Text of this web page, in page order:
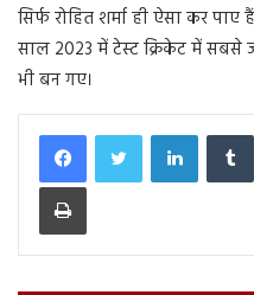
सिर्फ रोहित शर्मा ही ऐसा कर पाए
साल 2023 में टेस्ट क्रिकेट में सबसे
भी बन गए।
LinkedIn
Print